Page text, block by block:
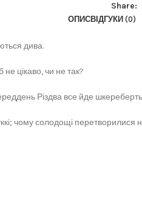
Share:
ОПИСВІДГУКИ (0)
дива.
цікаво, чи не так?
Різдва все йде
чому солодощі